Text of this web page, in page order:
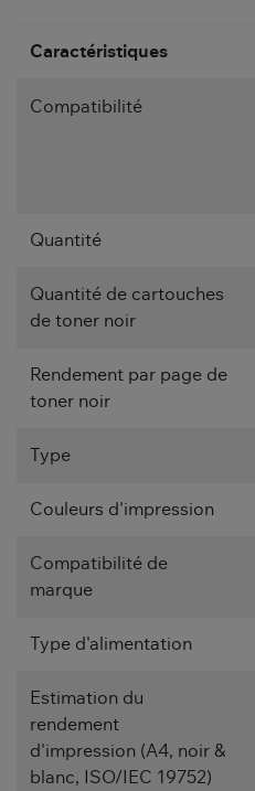
Caractéristiques
Compatibilité
Quantité
Quantité de cartouches
de toner noir
Rendement par page de
toner noir
Type
Couleurs d'impression
Compatibilité de
marque
Type d'alimentation
Estimation du
rendement
d'impression (A4, noir &
blanc, ISO/IEC 19752)